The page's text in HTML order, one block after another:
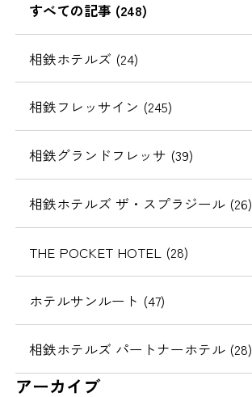
すべての記事 (248)
相鉄ホテルズ (24)
相鉄フレッサイン (245)
相鉄グランドフレッサ (39)
相鉄ホテルズ ザ・スプラジール (26)
THE POCKET HOTEL (28)
ホテルサンルート (47)
相鉄ホテルズ パートナーホテル (28)
アーカイブ